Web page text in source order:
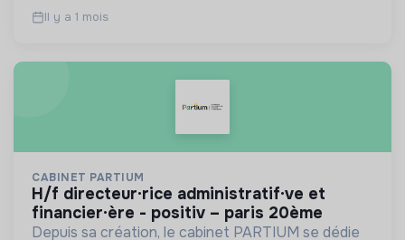
Il y a 1 mois
CABINET PARTIUM
h/f directeur·rice administratif·ve et
financier·ère - positiv – paris 20ème
Depuis sa création, le cabinet PARTIUM se dédie